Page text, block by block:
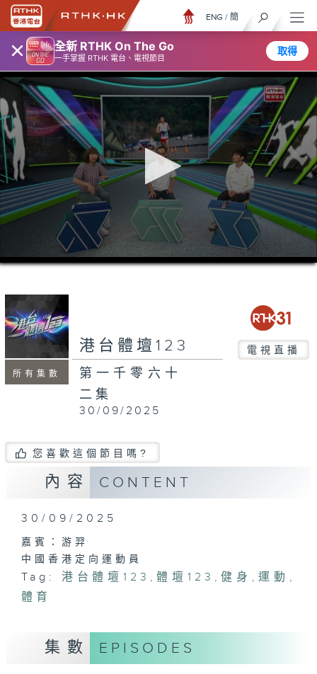
× 全新 RTHK On The Go
一手掌握 RTHK 電台、電視節目
取得
ENG / 簡
0
seconds
minutes,
6
seconds
所有集數
港台體壇123 電視直播
第一千零六十
二集
30/09/2025
您喜歡這個節目嗎?
內容 CONTENT
30/09/2025
嘉賓：游羿
中國香港定向運動員
Tag: 港台體壇123 , 體壇123 , 健身 , 運動 ,
體育
集數 EPISODES